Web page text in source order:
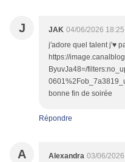
J JAK 04/06/2026 18:25
j'adore quel talent j'♥
https://
ByuvJa48=/
bonne fin de soirée
Répondre
A Alexandra 03/06/